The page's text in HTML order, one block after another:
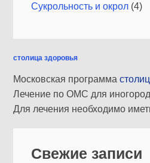
Сукрольность и окрол (4)
столица здоровья
Московская программа
Лечение по ОМС для
Для лечения необходимо
Свежие записи